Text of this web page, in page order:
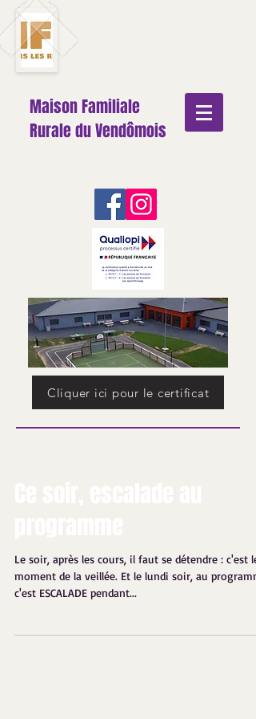
Maison Familiale
Rurale du Vendômois
Cliquer ici pour le certificat
Le soir, après les cours, il faut se détendre : c'est le
moment de la veillée. Et le lundi soir, au
c'est ESCALADE pendant...